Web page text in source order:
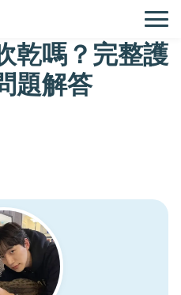
乾嗎？完整護
題解答